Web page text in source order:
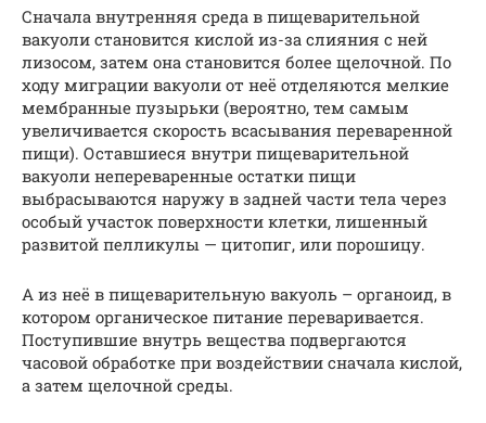
Сначала внутренняя среда в пищеварительной
вакуоли становится кислой из-за слияния с ней
лизосом, затем она становится более щелочной. По
ходу миграции вакуоли от неё отделяются мелкие
мембранные пузырьки (вероятно, тем самым
увеличивается скорость всасывания переваренной
пищи). Оставшиеся внутри пищеварительной
вакуоли непереваренные остатки пищи
выбрасываются наружу в задней части тела через
особый участок поверхности клетки, лишенный
развитой пелликулы — цитопиг, или порошицу.
А из неё в пищеварительную вакуоль – органоид, в
котором органическое питание переваривается.
Поступившие внутрь вещества подвергаются
часовой обработке при воздействии сначала кислой,
а затем щелочной среды.